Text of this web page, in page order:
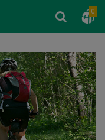
0